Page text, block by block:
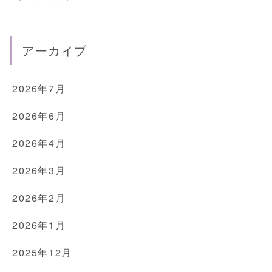
アーカイブ
2026年7月
2026年6月
2026年4月
2026年3月
2026年2月
2026年1月
2025年12月